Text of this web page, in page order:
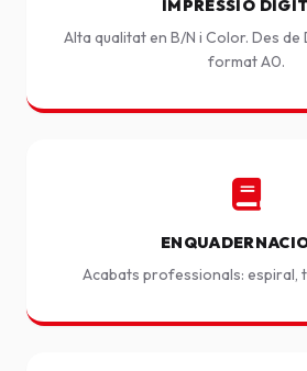
IMPRESSIÓ
Alta qualitat en B/N i Color. Des de
format A0.
Acabats professionals: espiral,